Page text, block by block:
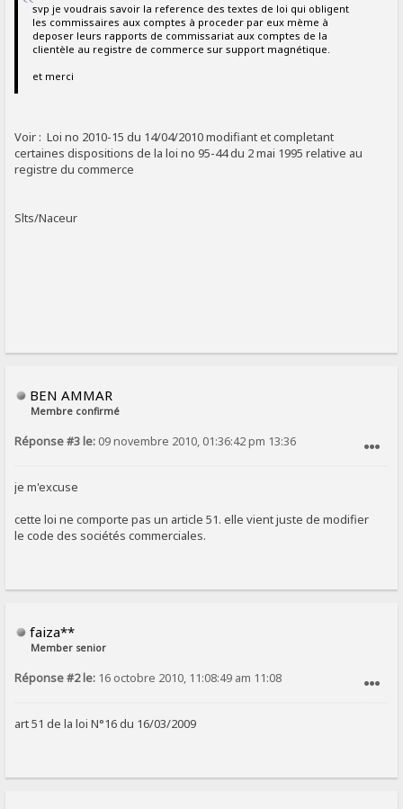
svp je voudrais savoir la reference des textes de loi qui obligent
les commissaires aux comptes à proceder par eux mème à
deposer leurs rapports de commissariat aux comptes de la
clientèle au registre de commerce sur support magnétique.
et merci
Voir : Loi no 2010-15 du 14/04/2010 modifiant et completant
certaines dispositions de la loi no 95-44 du 2 mai 1995 relative au
registre du commerce
Slts/Naceur
BEN AMMAR
Membre confirmé
Réponse #3 le: 09 novembre 2010, 01:36:42 pm 13:36
je m'excuse
cette loi ne comporte pas un article 51. elle vient juste de modifier
le code des sociétés commerciales.
faiza**
Member senior
Réponse #2 le: 16 octobre 2010, 11:08:49 am 11:08
art 51 de la loi N°16 du 16/03/2009